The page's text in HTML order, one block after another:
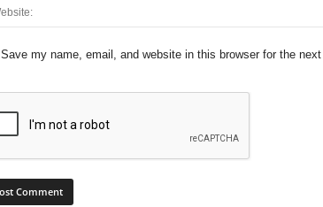
Save my name, email, and website in this browser for the